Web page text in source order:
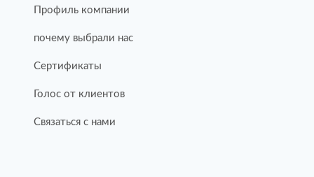
Профиль компании
почему выбрали нас
Сертификаты
Голос от клиентов
Связаться с нами